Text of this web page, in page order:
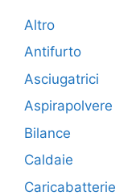
Altro
Antifurto
Asciugatrici
Aspirapolvere
Bilance
Caldaie
Caricabatterie